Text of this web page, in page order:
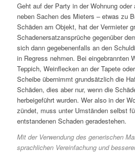
Geht auf der Party in der Wohnung
neben Sachen des Mieters – etwas zu
Schäden am Objekt, hat der Vermieter
Schadenersatzansprüche gegenüber
sich dann gegebenenfalls an den
in Regress nehmen. Bei eingebrannten
Teppich, Weinflecken an der Tapete
Scheibe übernimmt grundsätzlich die
Schäden, dies aber nur, wenn die
herbeigeführt wurden. Wer also in der
zündet, muss unter Umständen selbst
entstandenen Schaden geradestehen.
Mit der Verwendung des generischen
sprachlichen Vereinfachung und